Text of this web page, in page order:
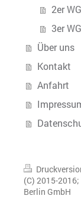
2er WG
3er WG
Über uns
Kontakt
Anfahrt
(C) 2015-
Berlin GmbH